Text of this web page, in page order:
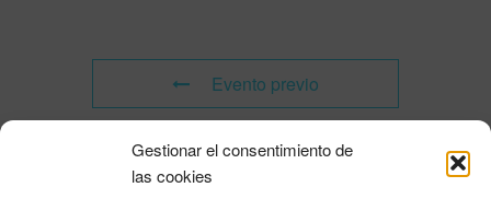
Gestionar el consentimiento de
las cookies
Evento previo
Evento siguiente